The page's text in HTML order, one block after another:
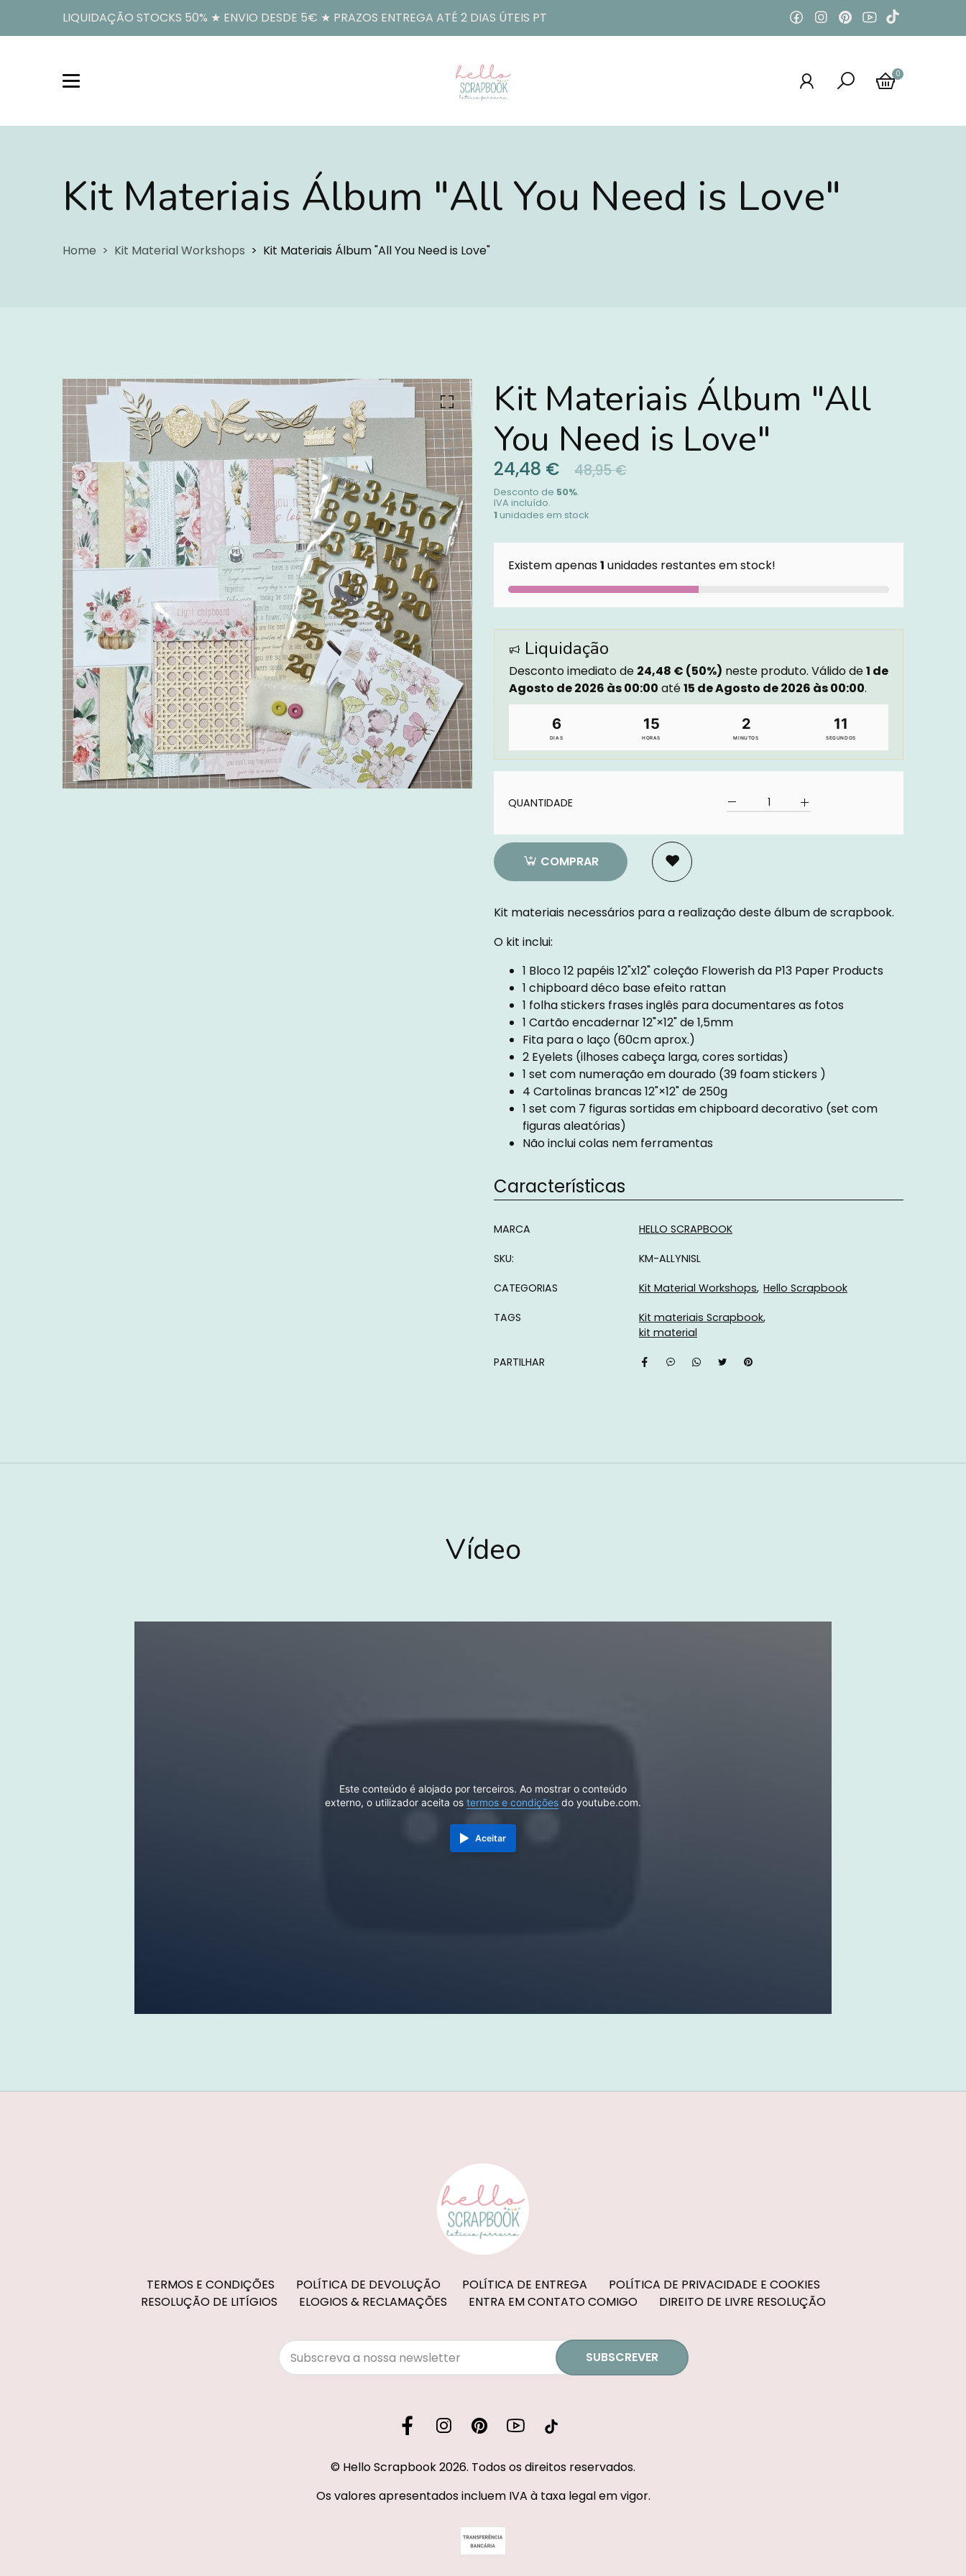
LIQUIDAÇÃO STOCKS 50% ★ ENVIO DESDE 5€ ★ PRAZOS ENTREGA ATÉ 2 DIAS ÚTEIS PT
0
Kit Materiais Álbum "All You Need is Love"
Home Kit Material Workshops Kit Materiais Álbum "All You Need is Love"
Kit Materiais Álbum "All
You Need is Love"
24,48 € 48,95 €
Desconto de 50%.
IVA incluído.
1 unidades em stock
Existem apenas1 unidades restantes em stock!
Liquidação
Desconto imediato de 24,48 € (50%) neste produto. Válido de1 de
Agosto de 2026 às 00:00 até15 de Agosto de 2026 às 00:00.
6
DIAS
15
HORAS
2
MINUTOS
10
SEGUNDOS
QUANTIDADE
COMPRAR
Kit materiais necessários para a realização deste álbum de scrapbook.
O kit inclui:
1 Bloco 12 papéis 12"x12" coleção Flowerish da P13 Paper Products
1 chipboard déco base efeito rattan
1 folha stickers frases inglês para documentares as fotos
1 Cartão encadernar 12"×12" de 1,5mm
Fita para o laço (60cm aprox.)
2 Eyelets (ilhoses cabeça larga, cores sortidas)
1 set com numeração em dourado (39 foam stickers )
4 Cartolinas brancas 12"×12" de 250g
1 set com 7 figuras sortidas em chipboard decorativo (set com
figuras aleatórias)
Não inclui colas nem ferramentas
Características
Características
MARCA HELLO SCRAPBOOK
SKU: KM-ALLYNISL
CATEGORIAS Kit Material Workshops Hello Scrapbook
TAGS
Kit materiais Scrapbook
kit material
PARTILHAR
Vídeo
Este conteúdo é alojado por terceiros. Ao mostrar o conteúdo
externo, o utilizador aceita os termos e condições do youtube.com.
Aceitar
TERMOS E CONDIÇÕES POLÍTICA DE DEVOLUÇÃO POLÍTICA DE ENTREGA
POLÍTICA DE PRIVACIDADE E COOKIES
RESOLUÇÃO DE LITÍGIOS
ELOGIOS & RECLAMAÇÕES ENTRA EM CONTATO COMIGO DIREITO DE LIVRE RESOLUÇÃO
SUBSCREVER
© Hello Scrapbook 2026. Todos os direitos reservados.
Os valores apresentados incluem IVA à taxa legal em vigor.